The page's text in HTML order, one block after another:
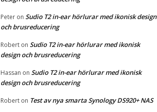
Peter on Sudio T2 in-ear hörlurar med ikonisk design
och brusreducering
Robert on Sudio T2 in-ear hörlurar med ikonisk
design och brusreducering
Hassan on Sudio T2 in-ear hörlurar med ikonisk
design och brusreducering
Robert on Test av nya smarta Synology DS920+ NAS